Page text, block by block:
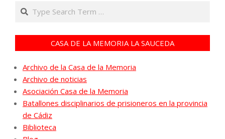
Search
CASA DE LA MEMORIA LA SAUCEDA
Archivo de la Casa de la Memoria
Archivo de noticias
Asociación Casa de la Memoria
Batallones disciplinarios de prisioneros en la provincia
de Cádiz
Biblioteca